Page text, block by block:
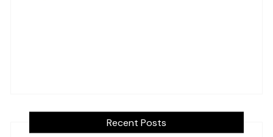
Recent Posts